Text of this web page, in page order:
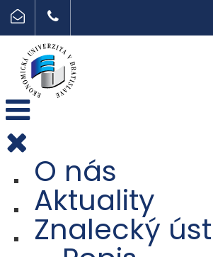
O nás
Aktuality
Znalecký